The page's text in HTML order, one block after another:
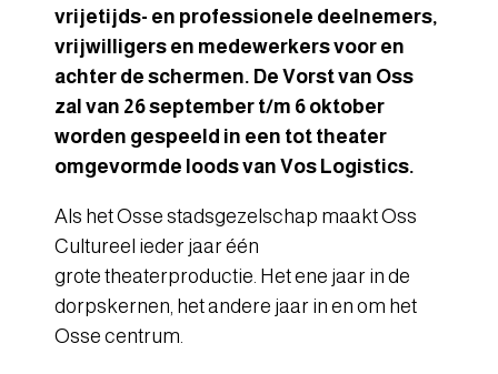
vrijetijds- en professionele deelnemers,
vrijwilligers en medewerkers voor en
achter de schermen. De Vorst van Oss
zal van 26 september t/m 6 oktober
worden gespeeld in een tot theater
omgevormde loods van Vos Logistics.
Als het Osse stadsgezelschap maakt Oss
Cultureel ieder jaar één
grote theaterproductie. Het ene jaar in de
dorpskernen, het andere jaar in en om het
Osse centrum.